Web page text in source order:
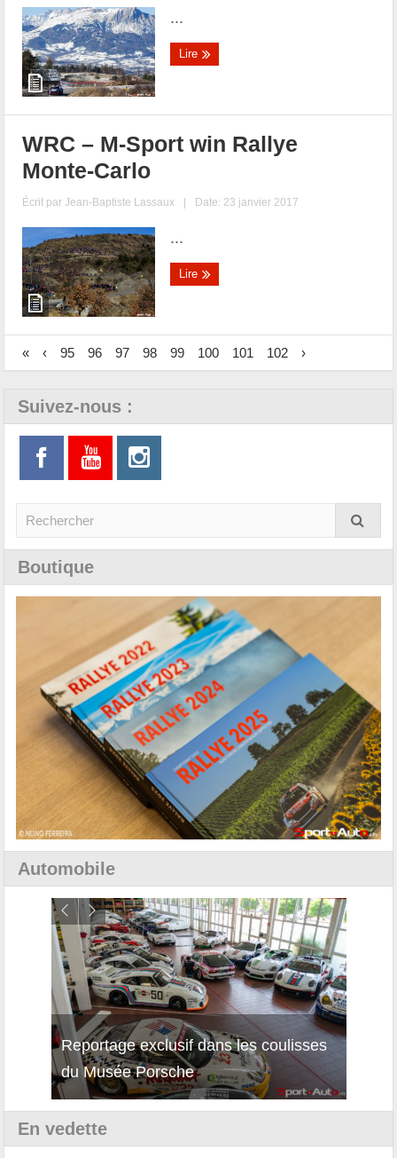
...
Lire
WRC – M-Sport win Rallye
Monte-Carlo
Écrit parJean-Baptiste Lassaux | Date: 23 janvier 2017
...
Lire
« ‹ 95 96 97 98 99 100 101 102 ›
Suivez-nous :
Boutique
Automobile
Reportage exclusif dans les coulisses
du Musée Porsche
Découverte de la nouvelle Ferrari
12Cilindri Manuale
En vedette